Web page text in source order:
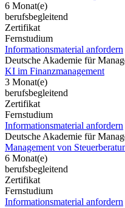
6 Monat(e)
berufsbegleitend
Zertifikat
Fernstudium
Informationsmaterial anfordern
Deutsche Akademie für
KI im Finanzmanagement
3 Monat(e)
berufsbegleitend
Zertifikat
Fernstudium
Informationsmaterial anfordern
Deutsche Akademie für
Management von
6 Monat(e)
berufsbegleitend
Zertifikat
Fernstudium
Informationsmaterial anfordern